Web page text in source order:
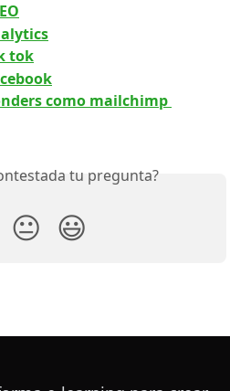
tok
como mailchimp
tu pregunta?
😐 😃